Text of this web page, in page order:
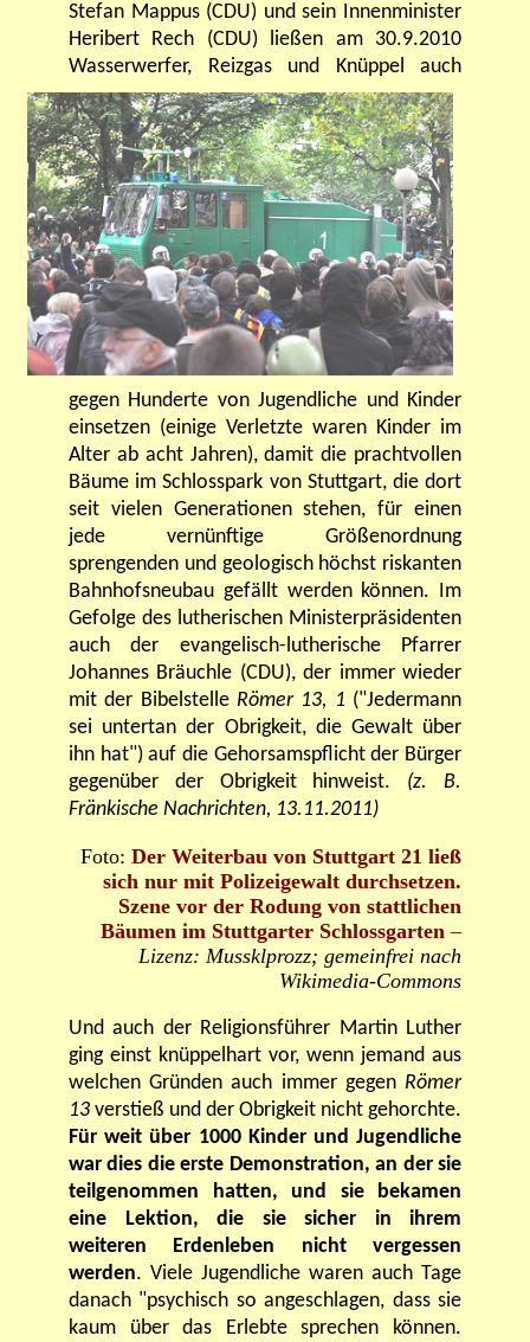
Stefan Mappus (CDU) und sein Innenminister
Heribert Rech (CDU) ließen am 30.9.2010
Wasserwerfer, Reizgas und Knüppel auch
gegen Hunderte von Jugendliche und Kinder
einsetzen (einige Verletzte waren Kinder im
Alter ab acht Jahren), damit die prachtvollen
Bäume im Schlosspark von Stuttgart, die dort
seit vielen Generationen stehen, für einen
jede vernünftige Größenordnung
sprengenden und geologisch höchst riskanten
Bahnhofsneubau gefällt werden können. Im
Gefolge des lutherischen Ministerpräsidenten
auch der evangelisch-lutherische Pfarrer
Johannes Bräuchle (CDU), der immer wieder
mit der Bibelstelle Römer 13, 1("Jedermann
sei untertan der Obrigkeit, die Gewalt über
ihn hat") auf die Gehorsamspflicht der Bürger
gegenüber der Obrigkeit hinweist. (z. B.
Fränkische Nachrichten, 13.11.2011)
Foto: Der Weiterbau von Stuttgart 21 ließ
sich nur mit Polizeigewalt durchsetzen.
Szene vor der Rodung von stattlichen
Bäumen im Stuttgarter Schlossgarten –
Lizenz: Mussklprozz; gemeinfrei nach
Wikimedia-Commons
Und auch der Religionsführer Martin Luther
ging einst knüppelhart vor, wenn jemand aus
welchen Gründen auch immer gegen Römer
13 verstieß und der Obrigkeit nicht gehorchte.
Für weit über 1000 Kinder und Jugendliche
war dies die erste Demonstration, an der sie
teilgenommen hatten, und sie bekamen
eine Lektion, die sie sicher in ihrem
weiteren Erdenleben nicht vergessen
werden. Viele Jugendliche waren auch Tage
danach "psychisch so angeschlagen, dass sie
kaum über das Erlebte sprechen können.